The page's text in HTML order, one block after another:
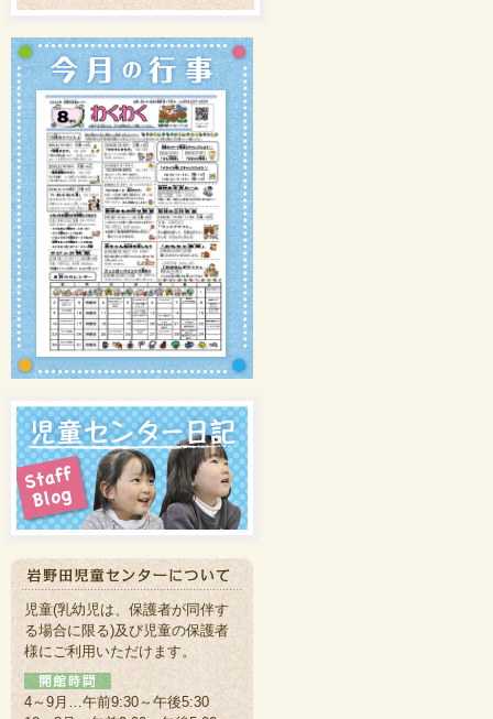
児童(乳幼児は、保護者が同伴す
る場合に限る)及び児童の保護者
様にご利用いただけます。
4～9月…午前9:30～午後5:30